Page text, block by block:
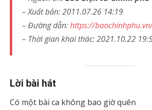
– Xuất bản: 2011.07.26 14:19
– Đường dẫn:https://
– Thời gian khai thác: 2021.10.22
Lời bài hát
Có một bài ca không bao giờ quên